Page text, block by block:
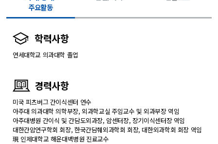
주요활동
학력사항
연세대학교 의과대학 졸업
경력사항
미국 피츠버그 간이식센터 연수
아주대 의과대학 의학부장, 외과학교실 주임교수 및 외과부장 역임
아주대병원 간이식 및 간담도외과장, 암센터장, 장기이식센터장 역임
대한간암연구학회 회장, 한국간담췌외과학회 회장, 대한외과학회 회장 역임
現 인제대학교 해운대백병원 진료교수